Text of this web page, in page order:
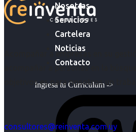
Nosotras
Servicios
Cartelera
Noticias
Contacto
Ingresa tu Curriculum ->
Acompañar a empresas en su
acompañar a personas en la
objetivos es para nosotros un
consultores@reinventa.com.uy